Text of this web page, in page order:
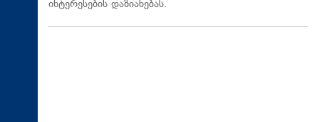
ინტერესების დაზიანებას.